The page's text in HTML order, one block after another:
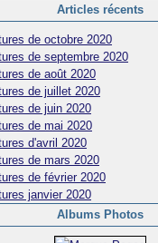
Articles récents
de octobre 2020
de septembre 2020
de août 2020
de juillet 2020
de juin 2020
de mai 2020
d'avril 2020
de mars 2020
de février 2020
janvier 2020
Albums Photos